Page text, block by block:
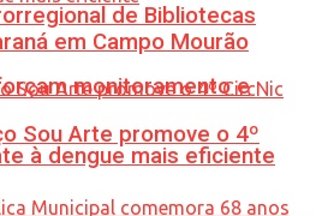
monitoramento e
à dengue mais eficiente
de Bibliotecas
em Campo Mourão
Sou Arte promove o 4º